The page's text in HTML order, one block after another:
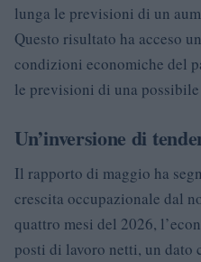
lunga le previsioni di un
Questo risultato ha acceso
condizioni economiche del
le previsioni di una possibile
Un’inversione di
Il rapporto di maggio ha
crescita occupazionale dal
quattro mesi del 2026,
posti di lavoro netti, un dato